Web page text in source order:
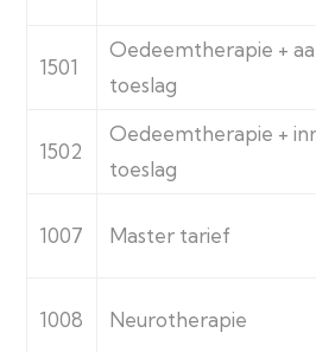
1501
Oedeemtherapie +
toeslag
1502
Oedeemtherapie +
toeslag
1007 Master tarief
1008 Neurotherapie